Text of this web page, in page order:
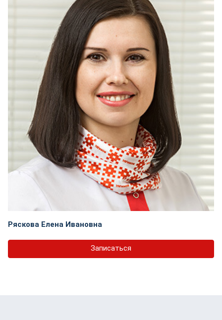
Ряскова Елена Ивановна
Записаться